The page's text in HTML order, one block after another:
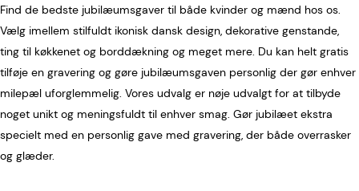
Find de bedste jubilæumsgaver til både kvinder og mænd hos os.
Vælg imellem stilfuldt ikonisk dansk design, dekorative genstande,
ting til køkkenet og borddækning og meget mere. Du kan helt gratis
tilføje en gravering og gøre jubilæumsgaven personlig der gør enhver
milepæl uforglemmelig. Vores udvalg er nøje udvalgt for at tilbyde
noget unikt og meningsfuldt til enhver smag. Gør jubilæet ekstra
specielt med en personlig gave med gravering, der både overrasker
og glæder.